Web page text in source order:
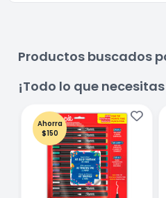
Productos buscados
¡Todo lo que
Ahorra
$150